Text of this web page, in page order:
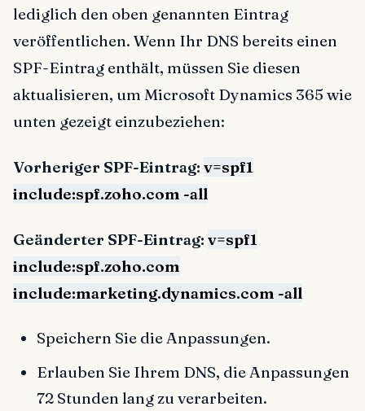
lediglich den oben genannten Eintrag
veröffentlichen. Wenn Ihr DNS bereits einen
SPF-Eintrag enthält, müssen Sie diesen
aktualisieren, um Microsoft Dynamics 365 wie
unten gezeigt einzubeziehen:
Vorheriger SPF-Eintrag: v=spf1
include:spf.zoho.com -all
Geänderter SPF-Eintrag: v=spf1
include:spf.zoho.com
include:marketing.dynamics.com -all
Speichern Sie die Anpassungen.
Erlauben Sie Ihrem DNS, die Anpassungen
72 Stunden lang zu verarbeiten.